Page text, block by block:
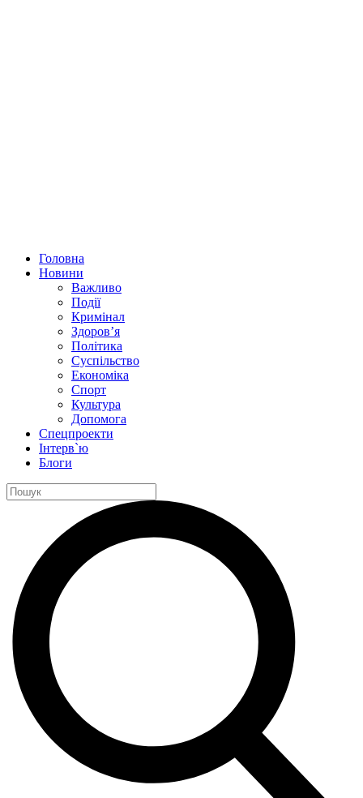
Головна
Новини
Важливо
Події
Кримінал
Здоров’я
Політика
Суспільство
Економіка
Спорт
Культура
Допомога
Спецпроекти
Інтерв`ю
Блоги